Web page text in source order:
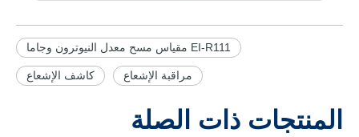
EI-R111 مقياس مسح معدل النيوترون وجاما
كاشف الإشعاع مراقبة الإشعاع
المنتجات ذات الصلة